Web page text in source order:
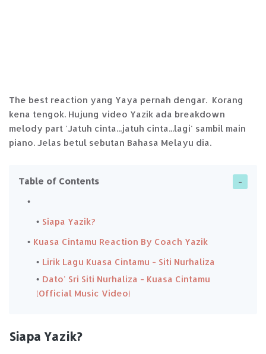
The best reaction yang Yaya pernah dengar. Korang
kena tengok. Hujung video Yazik ada breakdown
melody part 'Jatuh cinta...jatuh cinta...lagi' sambil main
piano. Jelas betul sebutan Bahasa Melayu dia.
Table of Contents
Siapa Yazik?
Kuasa Cintamu Reaction By Coach Yazik
Lirik Lagu Kuasa Cintamu - Siti Nurhaliza
Dato' Sri Siti Nurhaliza - Kuasa Cintamu
(Official Music Video)
Siapa Yazik?